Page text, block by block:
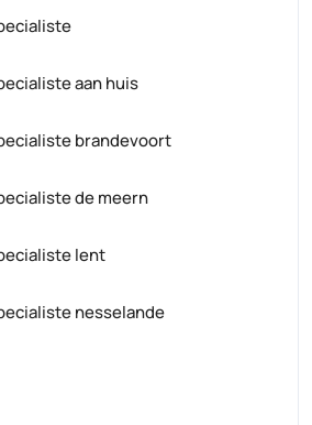
aan huis
brandevoort
de meern
lent
nesselande